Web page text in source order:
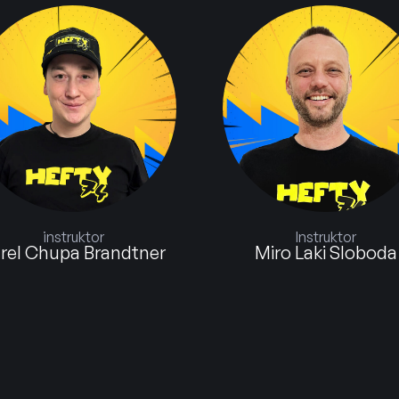
Instruktor
Miro Laki Sloboda
Instruktorka
Sabina Homoláčová